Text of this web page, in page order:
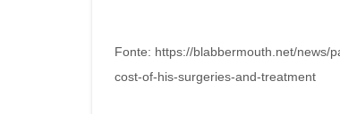
Fonte: https://blabbermouth.net/news/
cost-of-his-surgeries-and-treatment